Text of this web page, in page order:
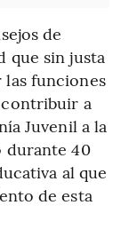
de
que sin justa
las funciones
a
Juvenil a la
durante 40
al que
de esta